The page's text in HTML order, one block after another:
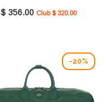
$ 356.00 Club $ 320.00
-20%